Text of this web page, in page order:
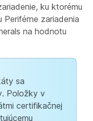
ku ktorému
Periférne zariadenia
na hodnotu
sa
Položky v
certifikačnej